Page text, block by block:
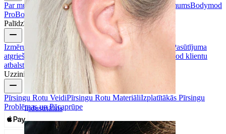
Industriālais
Par mums Blogs Noteikumi un nosacījumiSazinies ar mumsBodymod
ProBodymod Creators
Atsauksmes par Bodymod
Palīdzība un info
Izmēru ceļvedisIzsekot sūtījumu Piegādes informācija
Pasūtījuma
atgriešana un atcelšana
Maksājumi
Bodymod klientu
atbalsts
Uzzini vairāk
Pīrsingu Rotu VeidiPīrsingu Rotu MateriāliIzplatītākās Pīrsingu
Problēmas un Pēcaprūpe